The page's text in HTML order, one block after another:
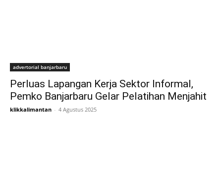
advertorial banjarbaru
Perluas Lapangan Kerja Sektor Informal,
Pemko Banjarbaru Gelar Pelatihan Menjahit
klikkalimantan - 4 Agustus 2025